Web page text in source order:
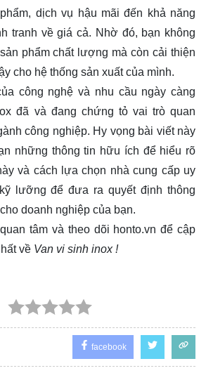
dịch vụ hậu mãi đến khả năng
tranh về giá cả. Nhờ đó, bạn không
phẩm chất lượng mà còn cải thiện
cho hệ thống sản xuất của mình.
công nghệ và nhu cầu ngày càng
đã và đang chứng tỏ vai trò quan
công nghiệp. Hy vọng bài viết này
những thông tin hữu ích để hiểu rõ
và cách lựa chọn nhà cung cấp uy
lưỡng để đưa ra quyết định thông
doanh nghiệp của bạn.
tâm và theo dõi honto.vn để cập
về Van vi sinh inox !
facebook